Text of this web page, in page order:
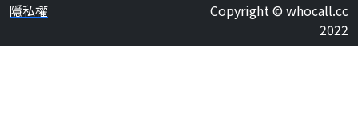
隱私權
Copyright © whocall.cc
2022